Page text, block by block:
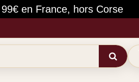
en France, hors Corse